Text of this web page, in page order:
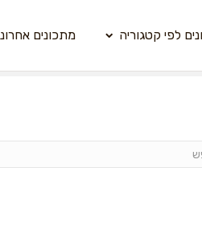
לפי קטגוריה מתכונים